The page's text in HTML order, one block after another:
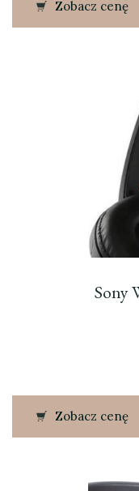
Zobacz cenę
Sony
Zobacz cenę